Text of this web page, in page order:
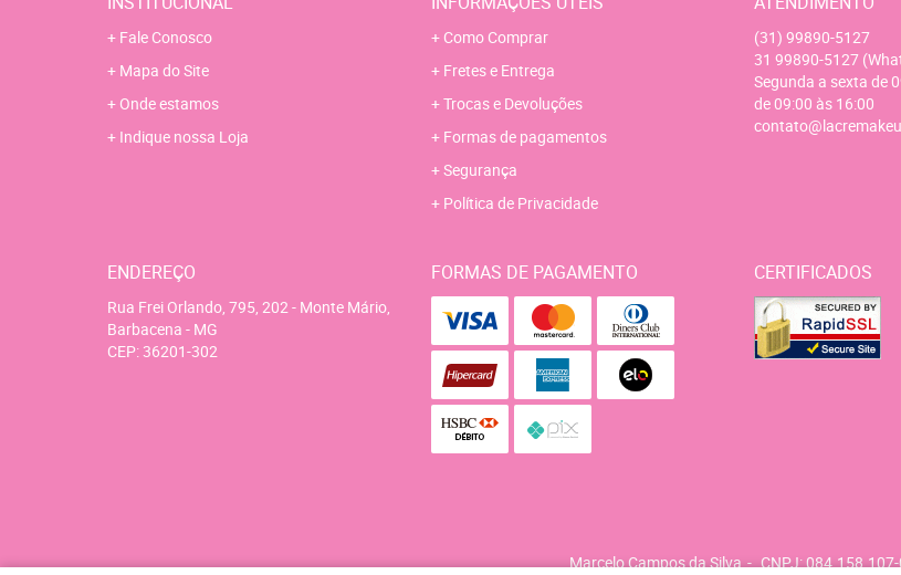
Fale Conosco
Mapa do Site
Onde estamos
Indique nossa Loja
Como Comprar
Fretes e Entrega
Trocas e Devoluções
Formas de pagamentos
Segurança
Política de Privacidade
(31) 99890-5127
31 99890-5127
Segunda a sexta de
de 09:00 às 16:00
ENDEREÇO
Rua Frei Orlando, 795, 202- Monte Mário,
Barbacena - MG
CEP: 36201-302
FORMAS DE PAGAMENTO CERTIFICADOS
Marcelo Campos da Silva CNPJ: